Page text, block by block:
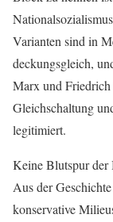
Varianten sind in
deckungsgleich,
Marx und
Gleichschaltung
legitimiert.
Keine Blutspur der
Aus der
konservative